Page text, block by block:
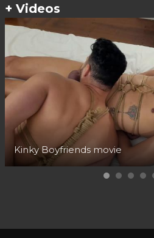
+ Videos
Kinky Boyfriends movie